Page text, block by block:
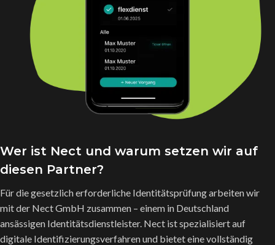
Wer ist Nect und warum setzen wir auf
diesen Partner?
Für die gesetzlich erforderliche Identitätsprüfung arbeiten wir
mit der Nect GmbH zusammen – einem in Deutschland
ansässigen Identitätsdienstleister. Nect ist spezialisiert auf
digitale Identifizierungsverfahren und bietet eine vollständig